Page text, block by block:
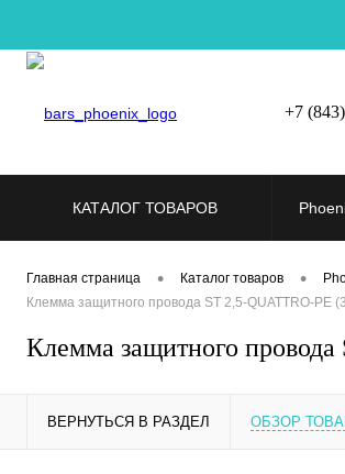
+7
КАТАЛОГ ТОВАРОВ
Главная страница • Каталог товаров •
Клемма защитного провода ST 2,5-QUATTRO-PE
Клемма защитного
ВЕРНУТЬСЯ В РАЗДЕЛ ОБЗОР